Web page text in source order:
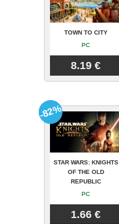
TOWN TO CITY
PC
8.19 €
STAR WARS: KNIGHTS
OF THE OLD
REPUBLIC
PC
1.66 €
-82%